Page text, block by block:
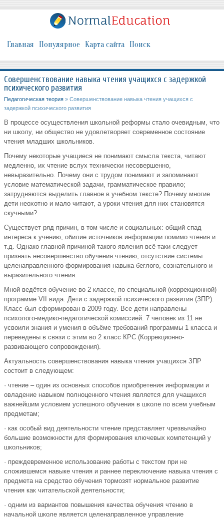
Главная Популярное Карта сайта Поиск
Совершенствование навыка чтения учащихся с задержкой
психического развития
Педагогическая теория » Совершенствование навыка чтения учащихся с
задержкой психического развития
В процессе осуществления школьной реформы стало очевидным, что
ни школу, ни общество не удовлетворяет современное состояние
чтения младших школьников.
Почему некоторые учащиеся не понимают смысла текста, читают
медленно, их чтение вслух технически несовершенно,
невыразительно. Почему они с трудом понимают и запоминают
условие математической задачи, грамматическое правило;
затрудняются выделить главное в учебном тексте? Почему многие
дети неохотно и мало читают, а уроки чтения для них становятся
скучными?
Существует ряд причин, в том числе и социальных: общий спад
интереса к учению, обилие источников информации помимо чтения и
т.д. Однако главной причиной такого явления всё-таки следует
признать несовершенство обучения чтению, отсутствие системы
целенаправленного формирования навыка беглого, сознательного и
выразительного чтения.
Мной ведётся обучение во 2 классе, по специальной (коррекционной)
программе VII вида. Дети с задержкой психического развития (ЗПР).
Класс был сформирован в 2009 году. Все дети направлены
психолого-медико-педагогической комиссией. 7 человек из 11 не
усвоили знания и умения в объёме требований программы 1 класса и
переведены в связи с этим во 2 класс КРС (Коррекционно-
развивающего сопровождения).
Актуальность совершенствования навыка чтения учащихся ЗПР
состоит в следующем:
· чтение – один из основных способов приобретения информации и
овладение навыком полноценного чтения является для учащихся
важнейшим условием успешного обучения в школе по всем учебным
предметам;
· как особый вид деятельности чтение представляет чрезвычайно
большие возможности для формирования ключевых компетенций у
школьников;
· преждевременное использование работы с текстом при не
сложившемся навыке чтения и раннее переключение навыка чтения с
предмета на средство обучения тормозят нормальное развитие
чтения как читательской деятельности;
· одним из вариантов повышения качества обучения чтению в
начальной школе является целенаправленное управление